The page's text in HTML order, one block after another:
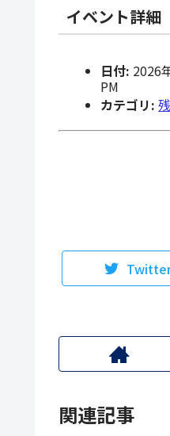
イベント詳細
日付: 2026
PM
カテゴリ:
関連記事